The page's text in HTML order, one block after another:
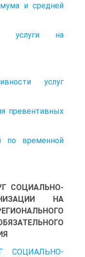
и средней
услуги на
услуг
превентивных
по временной
СОЦИАЛЬНО-
НА
СОЦИАЛЬНО-